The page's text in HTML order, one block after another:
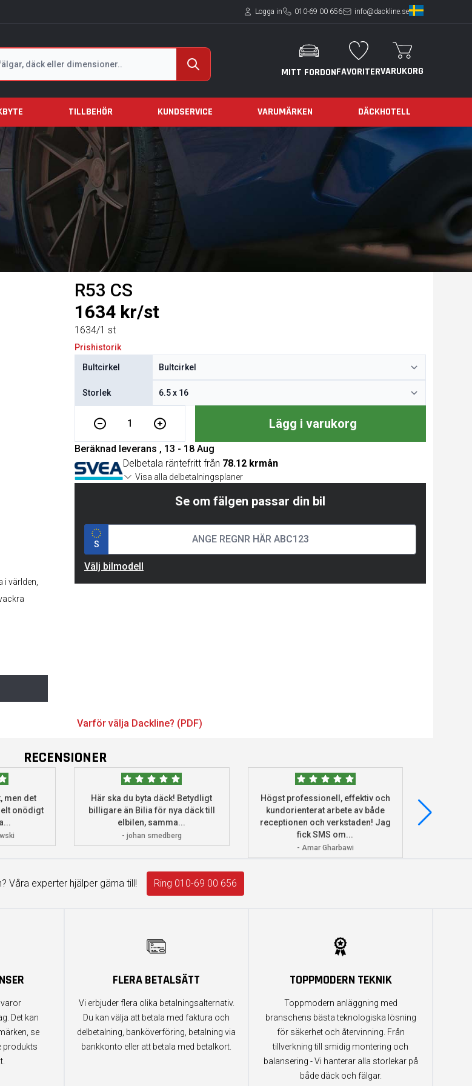
Logga in 010-69 00 656 info@dackline.se
MITT FORDONFAVORITERVARUKORG
TILLBEHÖR KUNDSERVICE VARUMÄRKEN DÄCKHOTELL
R53 CS
1634 kr/st
1634/1 st
Prishistorik
Bultcirkel
Storlek
1 Lägg i varukorg
Beräknad leverans , 13 - 18 Aug
Delbetala räntefritt från 78.12 krmån
Visa alla delbetalningsplaner
Se om fälgen passar din bil
S
Välj bilmodell
världen,
Varför välja Dackline? (PDF)
RECENSIONER
men det
onödigt
Här ska du byta däck! Betydligt
billigare än Bilia för nya däck till
elbilen, samma...
- johan smedberg
Högst professionell, effektiv och
kundorienterat arbete av både
receptionen och verkstaden! Jag
fick SMS om...
- Amar Gharbawi
deras
Våra experter hjälper gärna till! Ring 010-69 00 656
Det kan
se
produkts
FLERA BETALSÄTT
Vi erbjuder flera olika betalningsalternativ.
Du kan välja att betala med faktura och
delbetalning, banköverföring, betalning via
bankkonto eller att betala med betalkort.
TOPPMODERN TEKNIK
Toppmodern anläggning med
branschens bästa teknologiska lösning
för säkerhet och återvinning. Från
tillverkning till smidig montering och
balansering - Vi hanterar alla storlekar på
både däck och fälgar.